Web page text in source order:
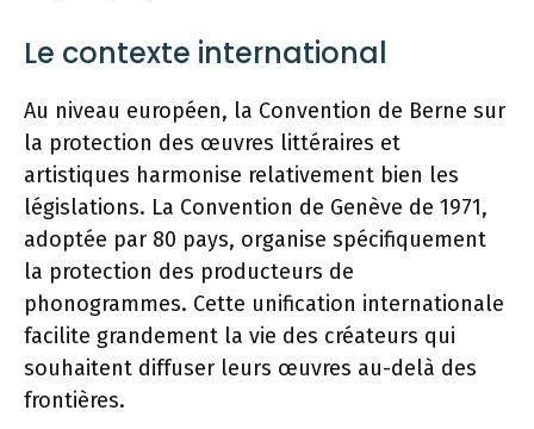
Le contexte international
Au niveau européen, la Convention de Berne sur
la protection des œuvres littéraires et
artistiques harmonise relativement bien les
législations. La Convention de Genève de 1971,
adoptée par 80 pays, organise spécifiquement
la protection des producteurs de
phonogrammes. Cette unification internationale
facilite grandement la vie des créateurs qui
souhaitent diffuser leurs œuvres au-delà des
frontières.